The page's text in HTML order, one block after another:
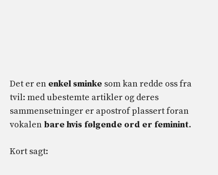
Det er en enkel sminke som kan redde oss fra
tvil: med ubestemte artikler og deres
sammensetninger er apostrof plassert foran
vokalen bare hvis følgende ord er feminint.
Kort sagt: